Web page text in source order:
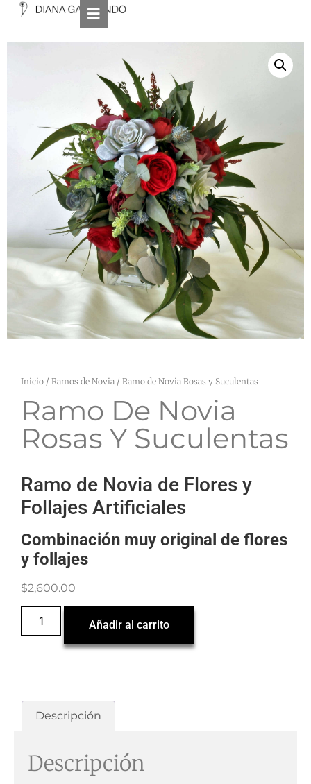
Inicio / Ramos de Novia / Ramo de Novia Rosas y Suculentas
Ramo De Novia
Rosas Y Suculentas
Ramo de Novia de Flores y
Follajes Artificiales
Combinación muy original de flores
y follajes
$2,600.00
Añadir al carrito
Descripción
Descripción